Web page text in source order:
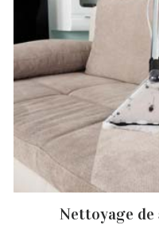
Nettoyage de